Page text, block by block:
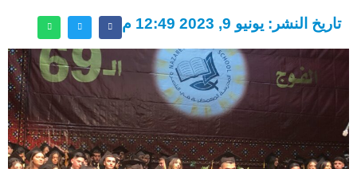
تاريخ النشر: يونيو 9, 2023 12:49 م